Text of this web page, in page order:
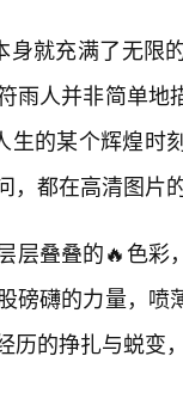
就充满了无限
雨人并非简单
生的某个辉煌
，都在高清图片
层叠叠的🔥色
磅礴的力量，
历的挣扎与蜕变